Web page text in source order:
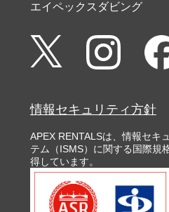
エイペックスダビング
情報セキュリティ方針
APEX RENTALSは、情報セキ
テム（ISMS）に関する国際規
得しています。